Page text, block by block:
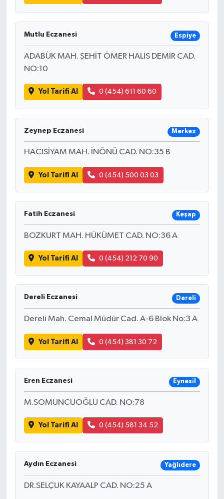
Mutlu Eczanesi Espiye
ADABÜK MAH. ŞEHİT ÖMER HALİS DEMİR CAD.
NO:10
Yol Tarifi Al 0 (454) 611 60 60
Zeynep Eczanesi Merkez
HACISİYAM MAH. İNÖNÜ CAD. NO:35 B
Yol Tarifi Al 0 (454) 500 03 03
Fatih Eczanesi Keşap
BOZKURT MAH. HÜKÜMET CAD. NO:36 A
Yol Tarifi Al 0 (454) 212 70 90
Dereli Eczanesi Dereli
Dereli Mah. Cemal Müdür Cad. A-6 Blok No:3 A
Yol Tarifi Al 0 (454) 381 30 72
Eren Eczanesi Eynesil
M.SOMUNCUOĞLU CAD. NO:78
Yol Tarifi Al 0 (454) 581 34 52
Aydın Eczanesi Yağlıdere
DR.SELÇUK KAYAALP CAD. NO:25 A